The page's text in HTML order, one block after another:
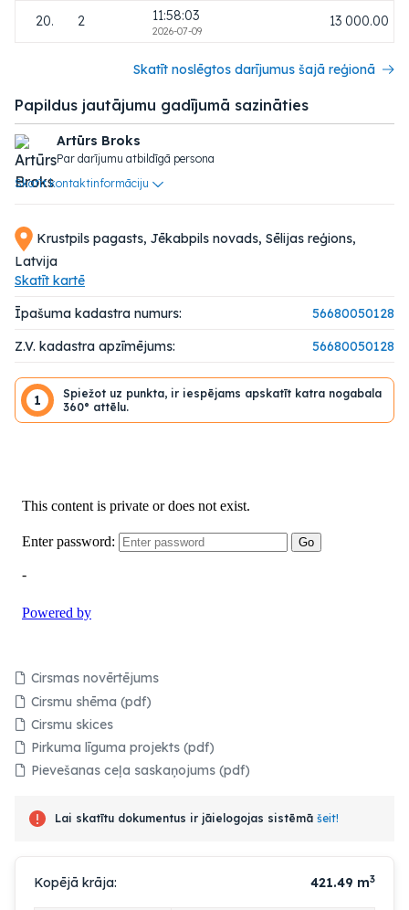
Krustpils pagasts, Jēkabpils novads, Sēlijas reģions,
Latvija
Skatīt kartē
Īpašuma kadastra numurs:
56680050128
Z.V. kadastra apzīmējums:
56680050128
1
Spiežot uz punkta, ir iespējams apskatīt katra nogabala
360° attēlu.
Cirsmas novērtējums
Cirsmu shēma (pdf)
Cirsmu skices
Pirkuma līguma projekts (pdf)
Pievešanas ceļa saskaņojums (pdf)
Lai skatītu dokumentus ir jāielogojas sistēmā šeit!
Kopējā krāja: 421.49 m3
20. 2 11:58:03
2026-07-09
13 000.00
Skatīt noslēgtos darījumus šajā reģionā
Papildus jautājumu gadījumā sazināties
Artūrs Broks
Par darījumu atbildīgā persona
Skatīt kontaktinformāciju